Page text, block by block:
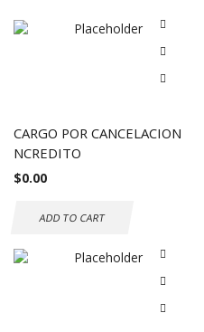
CARGO POR CANCELACION
NCREDITO
$0.00
ADD TO CART